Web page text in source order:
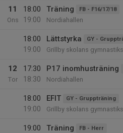
11
Ons
18:00
19:00
Träning FB - F16/17/18
Nordiahallen
18:00
19:00
Lättstyrka GY -
Grillby skolans
12
Tor
17:30
18:30
P17 inomhusträning
Nordiahallen
18:00
19:00
EFIT GY - Gruppträning
Grillby skolans
19:00
Träning FB - Herr